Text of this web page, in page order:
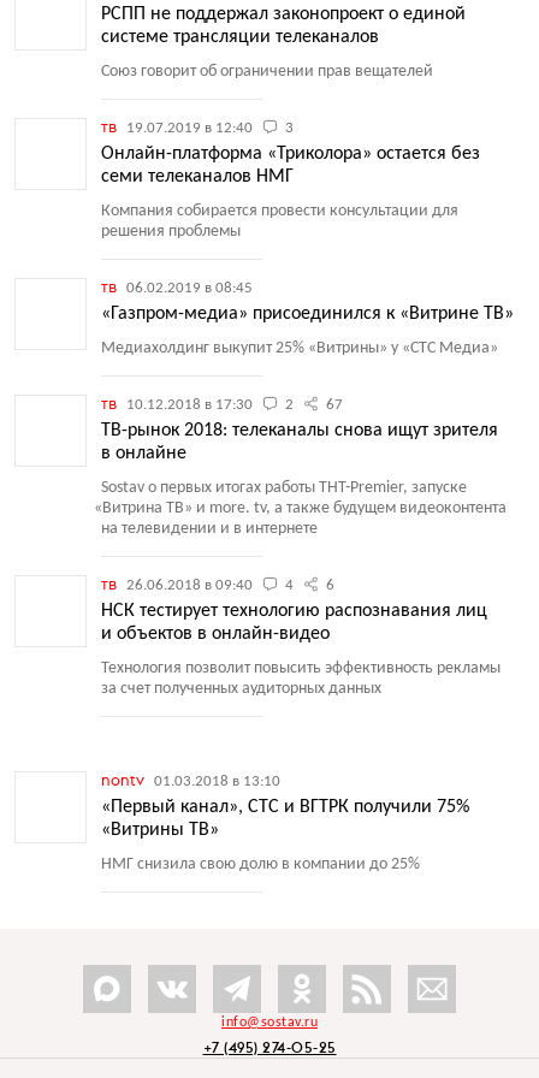
РСПП не поддержал законопроект о единой
системе трансляции телеканалов
Союз говорит об ограничении прав вещателей
тв 19.07.2019 в 12:40 3
Онлайн-платформа «Триколора» остается без
семи телеканалов НМГ
Компания собирается провести консультации для
решения проблемы
тв 06.02.2019 в 08:45
«Газпром-медиа» присоединился к «Витрине ТВ»
Медиахолдинг выкупит 25% «Витрины» у «СТС Медиа»
тв 10.12.2018 в 17:30 2 67
ТВ-рынок 2018: телеканалы снова ищут зрителя
в онлайне
Sostav о первых итогах работы ТНТ-Premier, запуске
«Витрина ТВ» и more. tv, а также будущем видеоконтента
на телевидении и в интернете
тв 26.06.2018 в 09:40 4 6
НСК тестирует технологию распознавания лиц
и объектов в онлайн-видео
Технология позволит повысить эффективность рекламы
за счет полученных аудиторных данных
nontv 01.03.2018 в 13:10
«Первый канал», СТС и ВГТРК получили 75%
«Витрины ТВ»
НМГ снизила свою долю в компании до 25%
info@sostav.ru
+7 (495) 274-05-25